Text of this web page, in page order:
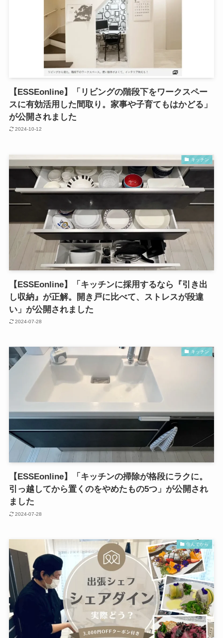
【ESSEonline】「リビングの階段下をワークスペー
スに有効活用した間取り。家事や子育てもはかどる」
が公開されました
2024-10-12
キッチン
【ESSEonline】「キッチンに採用するなら『引き出
し収納』が正解。開き戸に比べて、ストレスが段違
い」が公開されました
2024-07-28
キッチン
【ESSEonline】「キッチンの掃除が格段にラクに。
引っ越してから置くのをやめたもの5つ」が公開され
ました
2024-07-28
住んでから